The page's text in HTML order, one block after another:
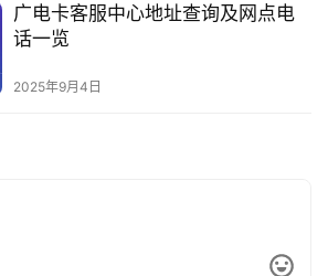
广电卡客服中心地址查询及网点电
话一览
2025年9月4日